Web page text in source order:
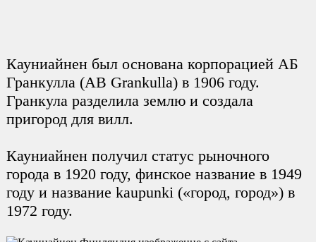
Кауниайнен был основана корпорацией АБ
Гранкулла (AB Grankulla) в 1906 году.
Гранкула разделила землю и создала
пригород для вилл.
Кауниайнен получил статус рыночного
города в 1920 году, финское название в 1949
году и название kaupunki («город, город») в
1972 году.